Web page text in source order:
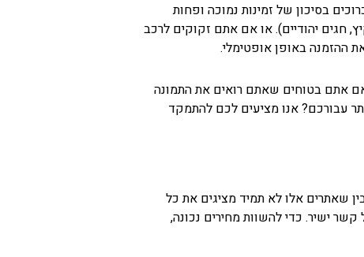
בסיכון של זמינות נמוכה ופחות
חגים יהודיים). או אם אתם זקוקים לרכב
ההזמנה באופן אופטימלי.
אתם בטוחים שאתם רואים את התמונה
עבורכם? אנו מציעים לכם להתמקד
שאתרים אלו לא תמיד מציגים את כל
ישיר. כדי להשוות מחירים נכונה,